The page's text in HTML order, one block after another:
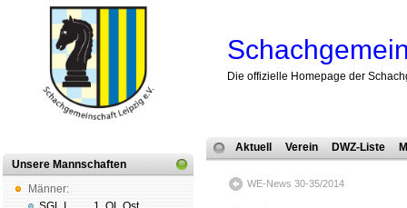
Die offizielle Homepage der
Unsere Mannschaften
Männer:
Aktuell Verein DWZ-Liste
WE-News 30-35/2014